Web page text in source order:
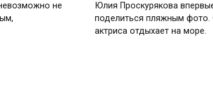
не
Юлия Проскурякова
поделиться пляжным фото.
актриса отдыхает на море.